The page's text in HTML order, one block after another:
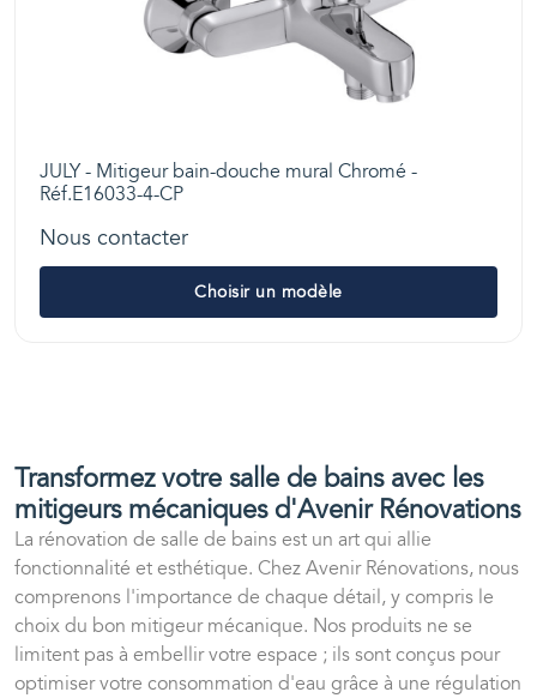
JULY - Mitigeur bain-douche mural Chromé -
Réf.E16033-4-CP
Nous contacter
Choisir un modèle
Transformez votre salle de bains avec les
mitigeurs mécaniques d'Avenir Rénovations
La rénovation de salle de bainsest un art qui allie
fonctionnalité et esthétique. Chez Avenir Rénovations, nous
comprenons l'importance de chaque détail, y compris le
choix du bon mitigeur mécanique. Nos produits ne se
limitent pas à embellir votre espace ; ils sont conçus pour
optimiser votre consommation d'eau grâce à une régulation